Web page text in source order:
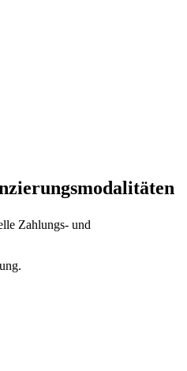
Zahlungs- und